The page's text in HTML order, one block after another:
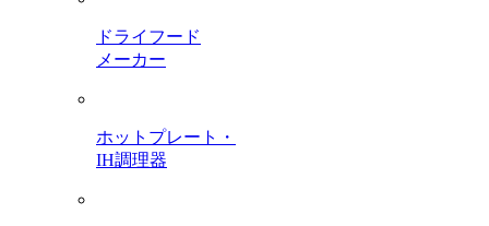
ドライフード
メーカー
ホットプレート・
IH調理器